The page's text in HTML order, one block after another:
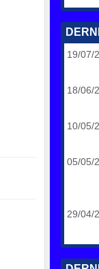
19/07/
18/06/
10/05/
05/05/
29/04/